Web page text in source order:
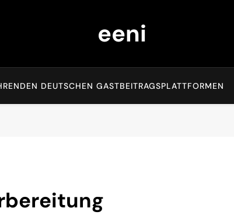
eeni
DEUTSCHEN GASTBEITRAGSPLATTFORMEN